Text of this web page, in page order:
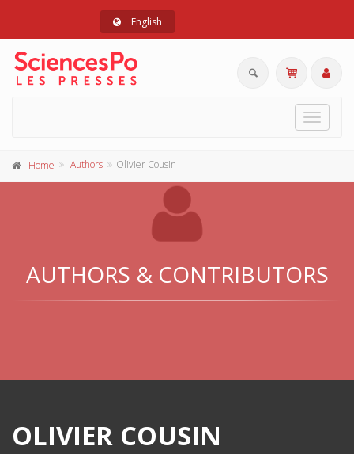
English
Toggle
Home Authors Olivier Cousin
AUTHORS & CONTRIBUTORS
OLIVIER COUSIN